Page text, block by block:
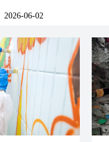
2026-06-02